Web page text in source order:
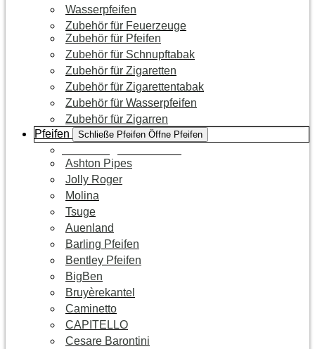
Wasserpfeifen
Zubehör für Feuerzeuge
Zubehör für Pfeifen
Zubehör für Schnupftabak
Zubehör für Zigaretten
Zubehör für Zigarettentabak
Zubehör für Wasserpfeifen
Zubehör für Zigarren
Pfeifen
Schließe Pfeifen Öffne Pfeifen
Ashton Pipes
Jolly Roger
Molina
Tsuge
Auenland
Barling Pfeifen
Bentley Pfeifen
BigBen
Bruyèrekantel
Caminetto
CAPITELLO
Cesare Barontini